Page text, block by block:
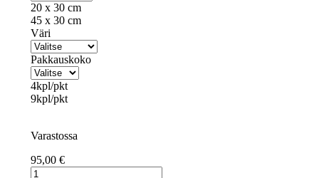
20 x 30 cm
45 x 30 cm
Väri
Pakkauskoko
4kpl/pkt
9kpl/pkt
Varastossa
95,00 €
VILLA